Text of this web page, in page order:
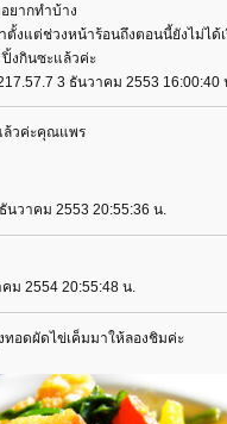
ยากทำบ้าง
งแต่ช่วงหน้าร้อนถึงตอนนี้ยังไม่ได้
งกินซะแล้วค่ะ
3 ธันวาคม 2553 16:00:40
ล้วค่ะคุณแพร
นวาคม 2553 20:55:36 น.
ม 2554 20:55:48 น.
อดผัดไข่เค็มมาให้ลองชิมค่ะ